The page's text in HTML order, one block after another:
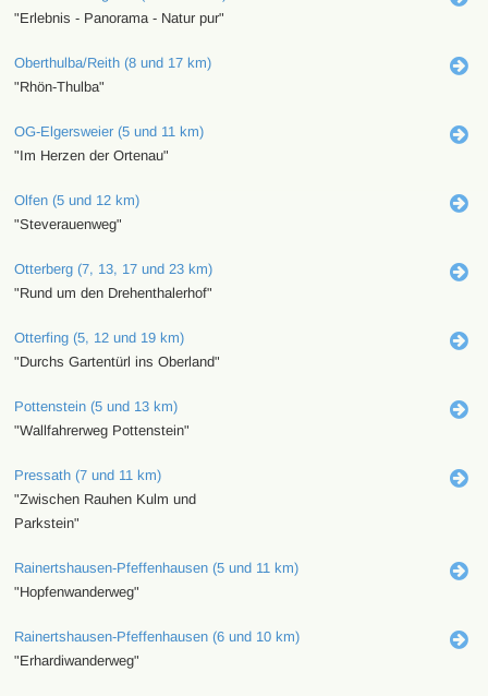
"Erlebnis - Panorama - Natur pur"
Oberthulba/Reith (8 und 17 km)
"Rhön-Thulba"
OG-Elgersweier (5 und 11 km)
"Im Herzen der Ortenau"
Olfen (5 und 12 km)
"Steverauenweg"
Otterberg (7, 13, 17 und 23 km)
"Rund um den Drehenthalerhof"
Otterfing (5, 12 und 19 km)
"Durchs Gartentürl ins Oberland"
Pottenstein (5 und 13 km)
"Wallfahrerweg Pottenstein"
Pressath (7 und 11 km)
"Zwischen Rauhen Kulm und
Parkstein"
Rainertshausen-Pfeffenhausen (5 und 11 km)
"Hopfenwanderweg"
Rainertshausen-Pfeffenhausen (6 und 10 km)
"Erhardiwanderweg"